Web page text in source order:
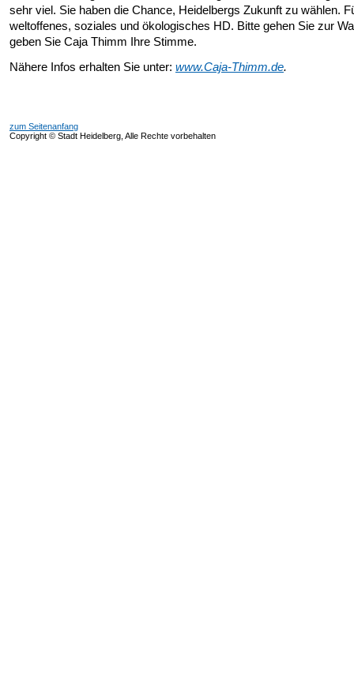
sehr viel. Sie haben die Chance, Heidelbergs Zukunft zu wählen.
weltoffenes, soziales und ökologisches HD. Bitte gehen Sie zur
geben Sie Caja Thimm Ihre Stimme.
Nähere Infos erhalten Sie unter: www.Caja-Thimm.de.
zum Seitenanfang
Copyright © Stadt Heidelberg, Alle Rechte vorbehalten